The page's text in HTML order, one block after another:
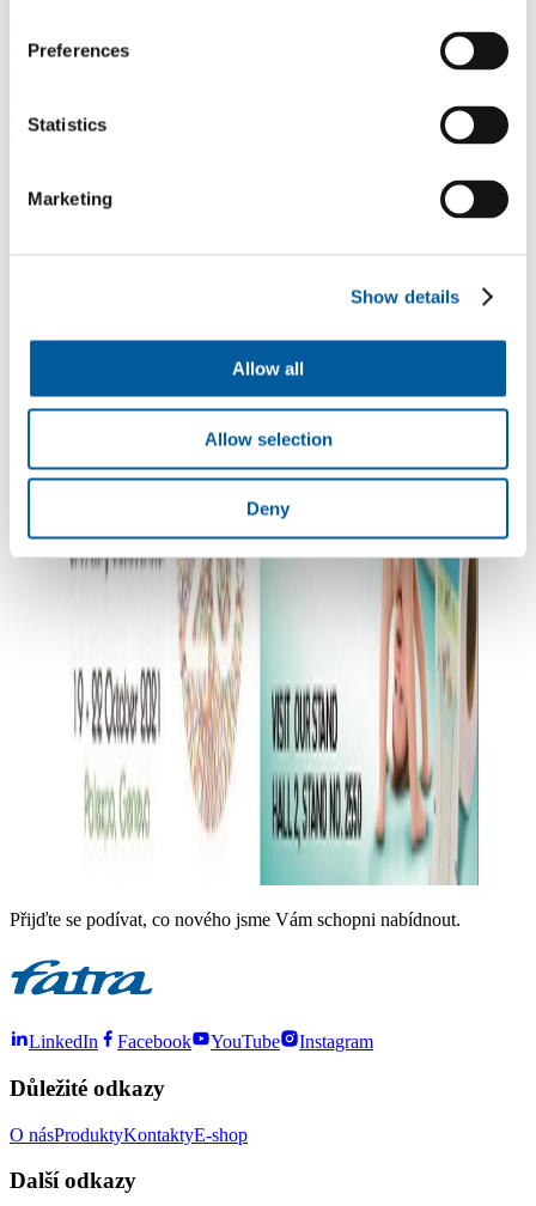
Preferences
Statistics
Marketing
Show details
Allow all
Allow selection
Deny
Fatra, a.s. se ve dnech 19. - 22. října 2021 zúčastní Mezinárodního
veletrhu INDEX´20 v Ženěvě, kde bude prezentovat výrobky
segmentu „Paropropustné fólie a lamináty“ určené pro oblast
obvykle jednou za 3 roky, je nejvýznamnější světovou výstavou
zaměřenou na oblast netkaných textilií a souvisejících odvětví.
Přijďte se podívat, co nového jsme Vám schopni nabídnout.
LinkedIn Facebook YouTube Instagram
Důležité odkazy
O násProduktyKontaktyE-shop
Další odkazy